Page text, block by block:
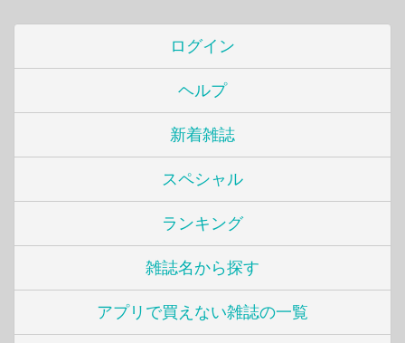
ログイン
ヘルプ
新着雑誌
スペシャル
ランキング
雑誌名から探す
アプリで買えない雑誌の一覧